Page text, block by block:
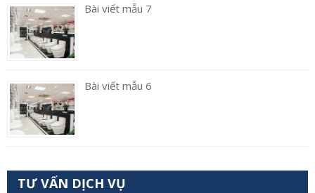
Bài viết mẫu 7
Bài viết mẫu 6
TƯ VẤN DỊCH VỤ